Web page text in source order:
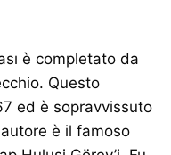
è completato da
Questo
ed è sopravvissuto
è il famoso